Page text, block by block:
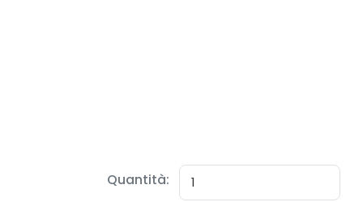
Quantità: